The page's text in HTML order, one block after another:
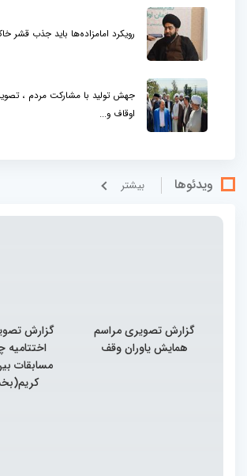
رویکرد امامزاده‌ها باید جذب قشر
جهش تولید با مشارکت مردم ،
اوقاف و...
ویدئوها بيشتر
گزارش تصویری مراسم
همایش یاوران وقف
گزارش
اختتامیه
مسابقات